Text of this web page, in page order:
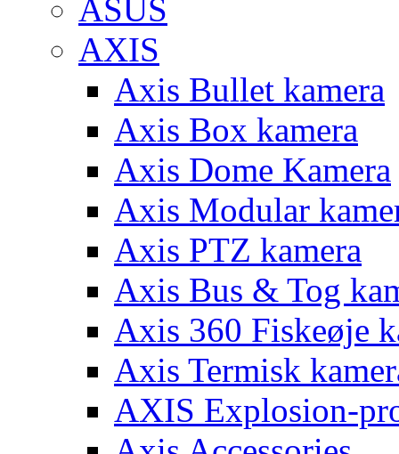
ASUS
AXIS
Axis Bullet kamera
Axis Box kamera
Axis Dome Kamera
Axis Modular
Axis PTZ kamera
Axis Bus & Tog
Axis 360 Fiskeøje
Axis Termisk
AXIS Explosion-